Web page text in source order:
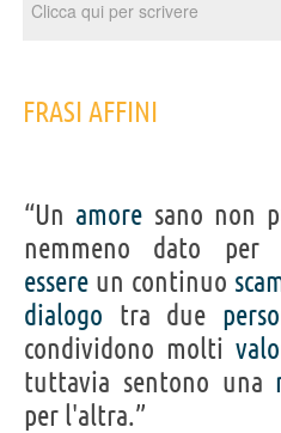
FRASI AFFINI
“Un amore sano non
nemmeno dato per
essere un continuo
dialogo tra due
condividono molti
tuttavia sentono una
per l'altra.”